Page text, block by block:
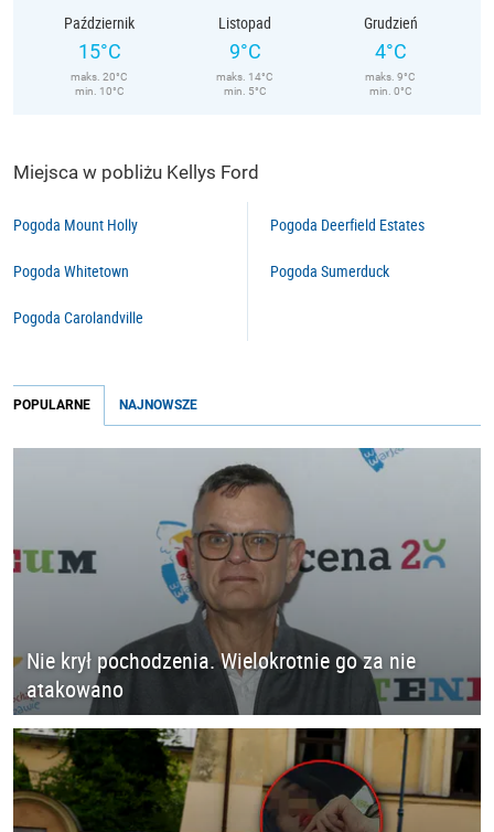
Październik
15°C
maks. 20°C
min. 10°C
Listopad
9°C
maks. 14°C
min. 5°C
Grudzień
4°C
maks. 9°C
min. 0°C
Miejsca w pobliżu Kellys Ford
Pogoda Mount Holly
Pogoda Whitetown
Pogoda Carolandville
Pogoda Deerfield Estates
Pogoda Sumerduck
POPULARNE NAJNOWSZE
Nie krył pochodzenia. Wielokrotnie go za nie
atakowano